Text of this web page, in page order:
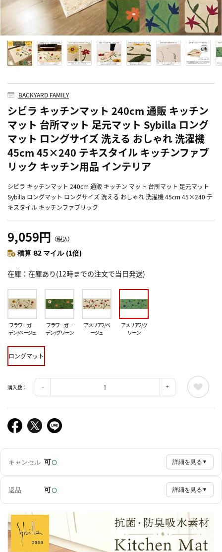
BACKYARD FAMILY
シビラ キッチンマット 240cm 通販 キッチン
マット 台所マット 足元マット Sybilla ロング
マット ロングサイズ 洗える おしゃれ 洗濯機
45cm 45×240 テキスタイル キッチンファブ
リック キッチン用品 インテリア
シビラ キッチンマット 240cm 通販 キッチン マット 台所マット 足元マット
Sybilla ロングマット ロングサイズ 洗える おしゃれ 洗濯機 45cm 45×240 テ
キスタイル キッチンファブリック
9,059円 （税込）
積算 82 マイル (1倍)
在庫 在庫あり(12時までの注文で当日発送)
フラワーガー
デン/ベージュ
フラワーガー
デン/グリーン
アメリア2/ベ
ージュ
アメリア2/グ
リーン
ロングマット
購入数：
キャンセル 可○ 詳細を見る ▼
返品 可○ 詳細を見る ▼